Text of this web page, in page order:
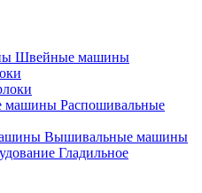
Швейные машины
Распошивальные
Вышивальные машины
Гладильное